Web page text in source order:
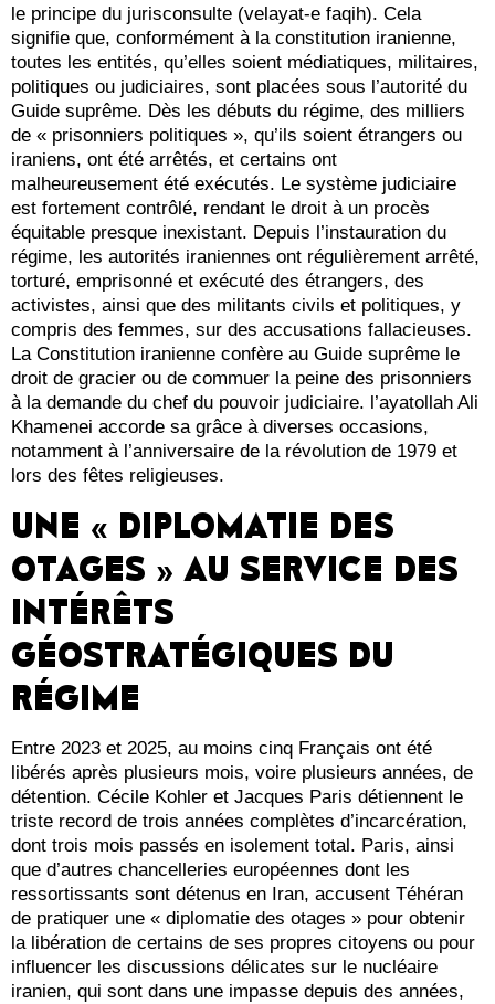
le principe du jurisconsulte (velayat-e faqih). Cela
signifie que, conformément à la constitution iranienne,
toutes les entités, qu’elles soient médiatiques, militaires,
politiques ou judiciaires, sont placées sous l’autorité du
Guide suprême. Dès les débuts du régime, des milliers
de « prisonniers politiques », qu’ils soient étrangers ou
iraniens, ont été arrêtés, et certains ont
malheureusement été exécutés. Le système judiciaire
est fortement contrôlé, rendant le droit à un procès
équitable presque inexistant. Depuis l’instauration du
régime, les autorités iraniennes ont régulièrement arrêté,
torturé, emprisonné et exécuté des étrangers, des
activistes, ainsi que des militants civils et politiques, y
compris des femmes, sur des accusations fallacieuses.
La Constitution iranienne confère au Guide suprême le
droit de gracier ou de commuer la peine des prisonniers
à la demande du chef du pouvoir judiciaire. l’ayatollah Ali
Khamenei accorde sa grâce à diverses occasions,
notamment à l’anniversaire de la révolution de 1979 et
lors des fêtes religieuses.
UNE « DIPLOMATIE DES
OTAGES » AU SERVICE DES
INTÉRÊTS
GÉOSTRATÉGIQUES DU
RÉGIME
Entre 2023 et 2025, au moins cinq Français ont été
libérés après plusieurs mois, voire plusieurs années, de
détention. Cécile Kohler et Jacques Paris détiennent le
triste record de trois années complètes d’incarcération,
dont trois mois passés en isolement total. Paris, ainsi
que d’autres chancelleries européennes dont les
ressortissants sont détenus en Iran, accusent Téhéran
de pratiquer une « diplomatie des otages » pour obtenir
la libération de certains de ses propres citoyens ou pour
influencer les discussions délicates sur le nucléaire
iranien, qui sont dans une impasse depuis des années,